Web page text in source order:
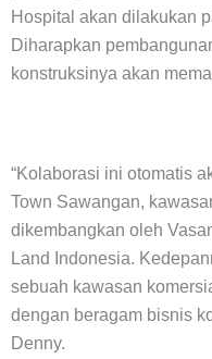
Hospital akan dilakukan
Diharapkan
konstruksinya akan
“Kolaborasi ini otomatis
Town Sawangan,
dikembangkan oleh
Land Indonesia.
sebuah kawasan
dengan beragam bisnis
Denny.